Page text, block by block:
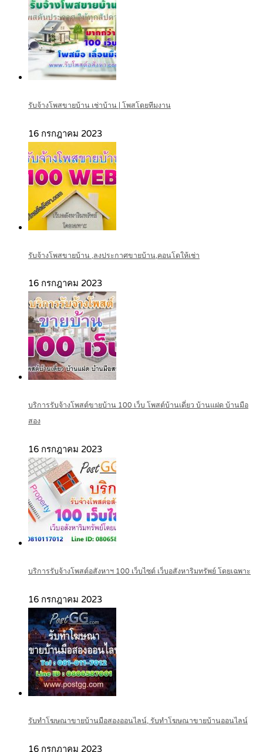
รับจ้างโพสขายบ้าน เช่าบ้าน | โพสโดยทีมงาน
16 กรกฎาคม 2023
รับจ้างโพสขายบ้าน ,ลงประกาศขายบ้าน,คอนโดให้เช่า
16 กรกฎาคม 2023
บริการรับจ้างโพสต์ขายบ้าน 100 เว็บ โพสต์บ้านเดี่ยว บ้านแฝด บ้านมือ
สอง
16 กรกฎาคม 2023
บริการรับจ้างโพสต์อสังหาฯ 100 เว็บไซต์ เว็บอสังหาริมทรัพย์ โดยเฉพาะ
16 กรกฎาคม 2023
รับทำโฆษณาขายบ้านมือสองออนไลน์, รับทำโฆษณาขายบ้านออนไลน์
16 กรกฎาคม 2023